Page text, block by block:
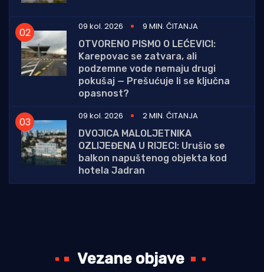
09 kol. 2026
9 MIN. ČITANJA
OTVORENO PISMO O LEĆEVICI:
Karepovac se zatvara, ali
podzemne vode nemaju drugi
pokušaj — Prešućuje li se ključna
opasnost?
09 kol. 2026
2 MIN. ČITANJA
DVOJICA MALOLJETNIKA
OZLIJEĐENA U RIJECI: Urušio se
balkon napuštenog objekta kod
hotela Jadran
Vezane objave